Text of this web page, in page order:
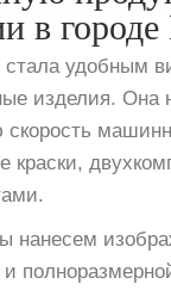
в
удобным
изделия. Она
нанесем